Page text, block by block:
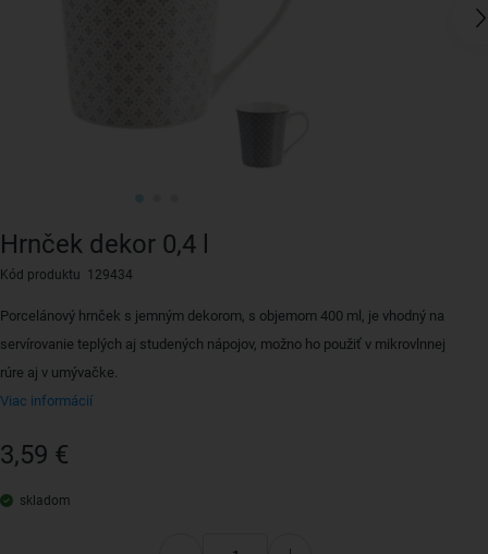
Hrnček dekor 0,4 l
Kód produktu 129434
Porcelánový hrnček s jemným dekorom, s objemom 400 ml, je vhodný na
servírovanie teplých aj studených nápojov, možno ho použiť v mikrovlnnej
rúre aj v umývačke.
Viac informácií
3,59 €
skladom